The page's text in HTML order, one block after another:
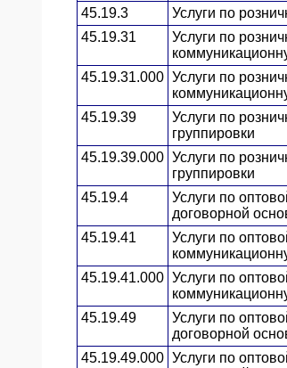
45.19.3
Услуги по
45.19.31
Услуги по
45.19.31.000 Услуги по
45.19.39
Услуги по
группировки
45.19.39.000 Услуги по
группировки
45.19.4
Услуги по
договорной
45.19.41
Услуги по
45.19.41.000 Услуги по
45.19.49
Услуги по
договорной
45.19.49.000 Услуги по